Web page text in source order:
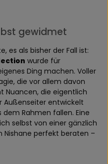
gewidmet
es als bisher der Fall ist:
wurde für
Ding machen. Voller
die vor allem davon
Nuancen, die eigentlich
Außenseiter entwickelt
Rahmen fallen. Eine
selbst von einer gänzlich
Nishane perfekt beraten –